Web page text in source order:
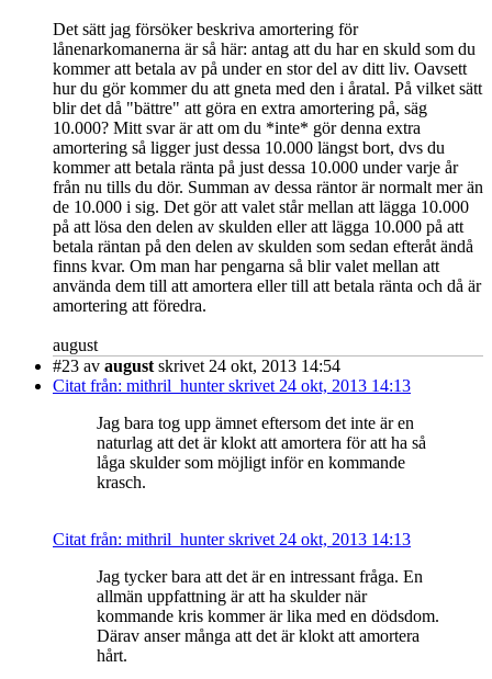
Det sätt jag försöker beskriva amortering för
lånenarkomanerna är så här: antag att du har en skuld som du
kommer att betala av på under en stor del av ditt liv. Oavsett
hur du gör kommer du att gneta med den i åratal. På vilket sätt
blir det då "bättre" att göra en extra amortering på, säg
10.000? Mitt svar är att om du *inte* gör denna extra
amortering så ligger just dessa 10.000 längst bort, dvs du
kommer att betala ränta på just dessa 10.000 under varje år
från nu tills du dör. Summan av dessa räntor är normalt mer än
de 10.000 i sig. Det gör att valet står mellan att lägga 10.000
på att lösa den delen av skulden eller att lägga 10.000 på att
betala räntan på den delen av skulden som sedan efteråt ändå
finns kvar. Om man har pengarna så blir valet mellan att
använda dem till att amortera eller till att betala ränta och då är
amortering att föredra.
august
#23 av august skrivet 24 okt, 2013 14:54
Citat från: mithril_hunter skrivet 24 okt, 2013 14:13
Jag bara tog upp ämnet eftersom det inte är en
naturlag att det är klokt att amortera för att ha så
låga skulder som möjligt inför en kommande
krasch.
Citat från: mithril_hunter skrivet 24 okt, 2013 14:13
Jag tycker bara att det är en intressant fråga. En
allmän uppfattning är att ha skulder när
kommande kris kommer är lika med en dödsdom.
Därav anser många att det är klokt att amortera
hårt.